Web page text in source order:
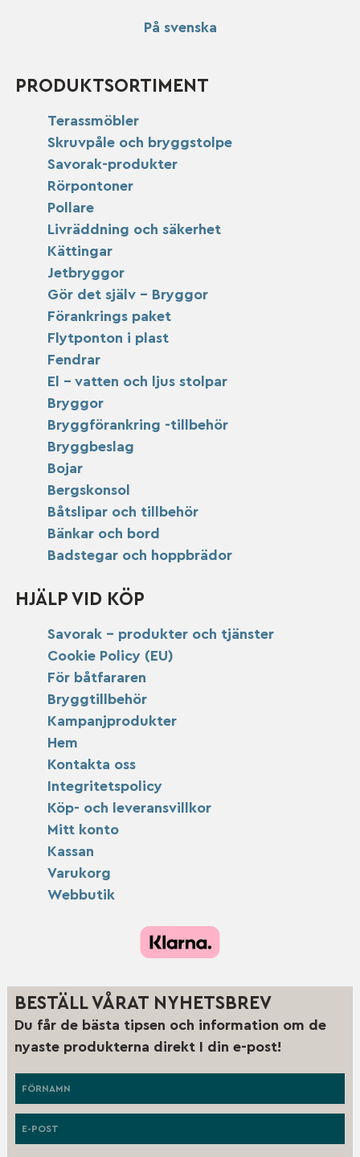
På svenska
PRODUKTSORTIMENT
Terassmöbler
Skruvpåle och bryggstolpe
Savorak-produkter
Rörpontoner
Pollare
Livräddning och säkerhet
Kättingar
Jetbryggor
Gör det själv – Bryggor
Förankrings paket
Flytponton i plast
Fendrar
El – vatten och ljus stolpar
Bryggor
Bryggförankring -tillbehör
Bryggbeslag
Bojar
Bergskonsol
Båtslipar och tillbehör
Bänkar och bord
Badstegar och hoppbrädor
HJÄLP VID KÖP
Savorak – produkter och tjänster
Cookie Policy (EU)
För båtfararen
Bryggtillbehör
Kampanjprodukter
Hem
Kontakta oss
Integritetspolicy
Köp- och leveransvillkor
Mitt konto
Kassan
Varukorg
Webbutik
BESTÄLL VÅRAT NYHETSBREV
Du får de bästa tipsen och information om de
nyaste produkterna direkt I din e-post!